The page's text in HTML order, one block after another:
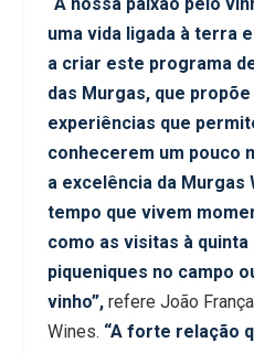
uma vida ligada à terra
a criar este programa
das Murgas, que
experiências que
conhecerem um pouco
a excelência da Murgas
tempo que vivem
como as visitas à quinta
piqueniques no campo
vinho”,refere João
Wines. “A forte relação